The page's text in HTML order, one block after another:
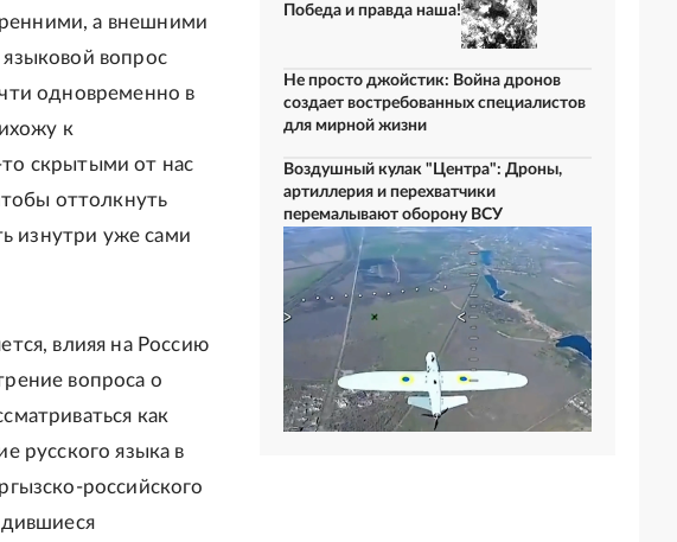
а внешними
вопрос
одновременно в
к
скрытыми от нас
оттолкнуть
изнутри уже сами
влияя на Россию
вопроса о
как
русского языка в
российского
Победа и правда наша!
Не просто джойстик: Война дронов
создает востребованных специалистов
для мирной жизни
Воздушный кулак "Центра": Дроны,
артиллерия и перехватчики
перемалывают оборону ВСУ